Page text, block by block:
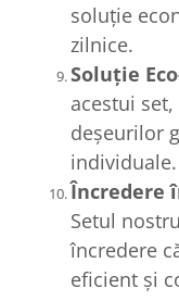
soluție
zilnice.
Soluție
acestui
deșeurilor
individuale.
Încredere
Setul
încredere
eficient și